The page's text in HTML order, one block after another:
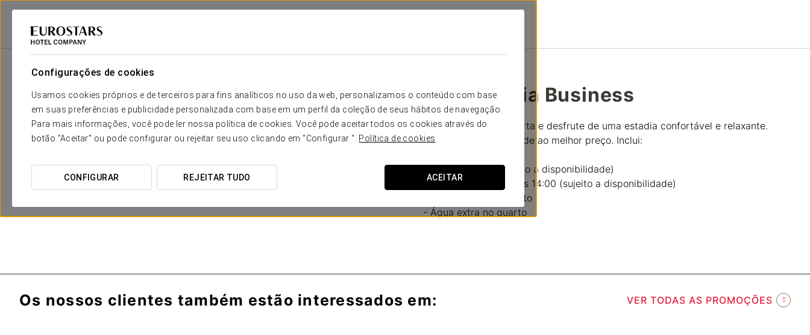
Configurações de cookies
Usamos cookies próprios e de terceiros para fins analíticos no uso da web, personalizamos o conteúdo com base
em suas preferências e publicidade personalizada com base em um perfil da coleção de seus hábitos de navegação.
Para mais informações, você pode ler nossa política de cookies. Você pode aceitar todos os cookies através do
botão "Aceitar" ou pode configurar ou rejeitar seu uso clicando em "Configurar ". Política de cookies
CONFIGURAR REJEITAR TUDO ACEITAR
Eurostars Hotel Company
Experiência Business
Aproveite a nossa oferta e desfrute de uma estadia confortável e relaxante.
Conforto e tranquilidade ao melhor preço. Inclui:
- Early check-in (sujeito a disponibilidade)
- Late check-out até às 14:00 (sujeito a disponibilidade)
- Fruta fresca no quarto
- Água extra no quarto
Os nossos clientes também estão interessados em: VER TODAS AS PROMOÇÕES